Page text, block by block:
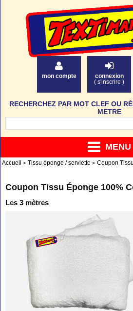
mon compte
connexion
( s'inscrire )
MENU
RECHERCHEZ PAR MOT CLEF OU
METRE
Accueil Tissu éponge / serviette Coupon
Coupon Tissu Éponge 100%
Les 3 mètres